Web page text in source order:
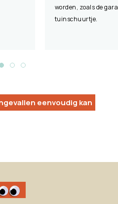
worden, zoals de
tuinschuurtje.
eenvoudig kan